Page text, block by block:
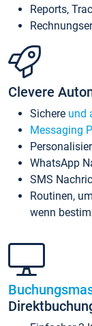
Reports,
Clevere
Sichere und
Messaging
WhatsApp
SMS
Routinen,
wenn